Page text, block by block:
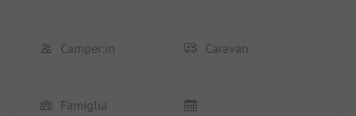
Camper:in Caravan
Famiglia